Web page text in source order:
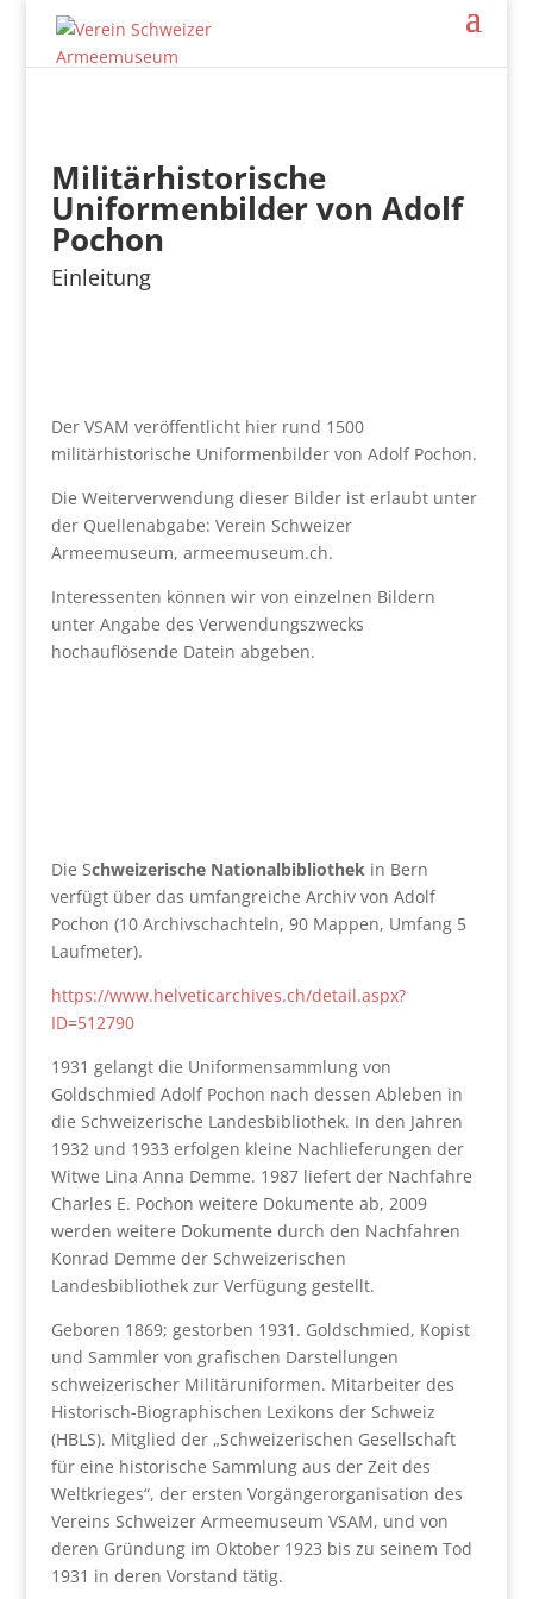
Militärhistorische
Uniformenbilder von Adolf
Pochon
Einleitung
Der VSAM veröffentlicht hier rund 1500
militärhistorische Uniformenbilder von Adolf Pochon.
Die Weiterverwendung dieser Bilder ist erlaubt unter
der Quellenabgabe: Verein Schweizer
Armeemuseum, armeemuseum.ch.
Interessenten können wir von einzelnen Bildern
unter Angabe des Verwendungszwecks
hochauflösende Datein abgeben.
Die Schweizerische Nationalbibliothekin Bern
verfügt über das umfangreiche Archiv von Adolf
Pochon (10 Archivschachteln, 90 Mappen, Umfang 5
Laufmeter).
https://www.helveticarchives.ch/detail.aspx?
ID=512790
1931 gelangt die Uniformensammlung von
Goldschmied Adolf Pochon nach dessen Ableben in
die Schweizerische Landesbibliothek. In den Jahren
1932 und 1933 erfolgen kleine Nachlieferungen der
Witwe Lina Anna Demme. 1987 liefert der Nachfahre
Charles E. Pochon weitere Dokumente ab, 2009
werden weitere Dokumente durch den Nachfahren
Konrad Demme der Schweizerischen
Landesbibliothek zur Verfügung gestellt.
Geboren 1869; gestorben 1931. Goldschmied, Kopist
und Sammler von grafischen Darstellungen
schweizerischer Militäruniformen. Mitarbeiter des
Historisch-Biographischen Lexikons der Schweiz
(HBLS). Mitglied der „Schweizerischen Gesellschaft
für eine historische Sammlung aus der Zeit des
Weltkrieges“, der ersten Vorgängerorganisation des
Vereins Schweizer Armeemuseum VSAM, und von
deren Gründung im Oktober 1923 bis zu seinem Tod
1931 in deren Vorstand tätig.